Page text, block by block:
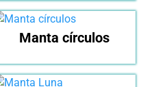
Manta círculos